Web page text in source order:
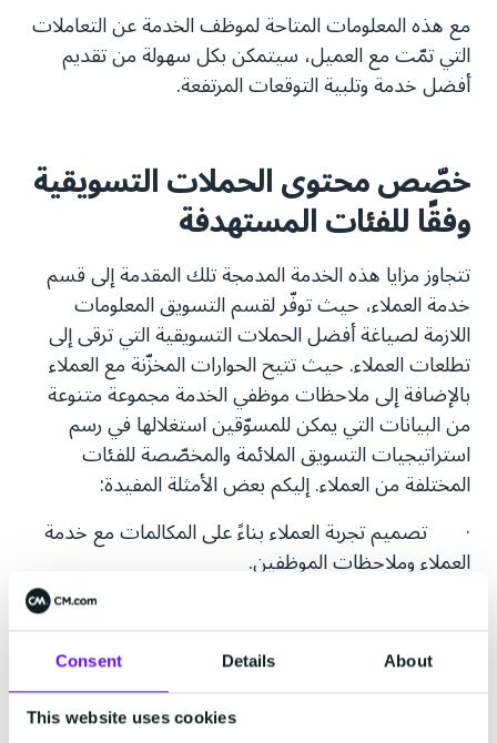
Consent Details About
This website uses cookies
مع هذه المعلومات المتاحة لموظف الخدمة عن التعاملات
التي تمّت مع العميل، سيتمكن بكل سهولة من تقديم
أفضل خدمة وتلبية التوقعات المرتفعة.
خصّص محتوى الحملات التسويقية
وفقًا للفئات المستهدفة
تتجاوز مزايا هذه الخدمة المدمجة تلك المقدمة إلى قسم
خدمة العملاء، حيث توفّر لقسم التسويق المعلومات
اللازمة لصياغة أفضل الحملات التسويقية التي ترقى إلى
تطلعات العملاء. حيث تتيح الحوارات المخزّنة مع العملاء
بالإضافة إلى ملاحظات موظفي الخدمة مجموعة متنوعة
من البيانات التي يمكن للمسوّقين استغلالها في رسم
استراتيجيات التسويق الملائمة والمخصّصة للفئات
المختلفة من العملاء. إليكم بعض الأمثلة المفيدة:
· تصميم تجربة العملاء بناءً على المكالمات مع خدمة
العملاء وملاحظات الموظفين.
· إرسال بريد إلكتروني لمتابعة العميل بعد الاتصال
بمركز الخدمة يتضمن استطلاعًا عن رضاه عن الخدمة أو
يطلب منه كتابة تقييم شخصي.
· التعبير عن الامتنان للعميل بعد تواصله مع مركز